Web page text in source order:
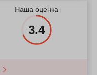
Наша оценка
3.4